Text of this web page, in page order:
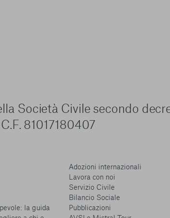
Società Civile secondo
81017180407
la guida
Adozioni internazionali
Lavora con noi
Servizio Civile
Bilancio Sociale
Pubblicazioni